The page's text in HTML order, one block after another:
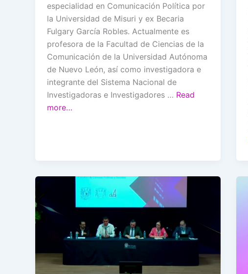
especialidad en Comunicación Política por
la Universidad de Misuri y ex Becaria
Fulgary García Robles. Actualmente es
profesora de la Facultad de Ciencias de la
Comunicación de la Universidad Autónoma
de Nuevo León, así como investigadora e
integrante del Sistema Nacional de
Investigadoras e Investigadores … Read
more…